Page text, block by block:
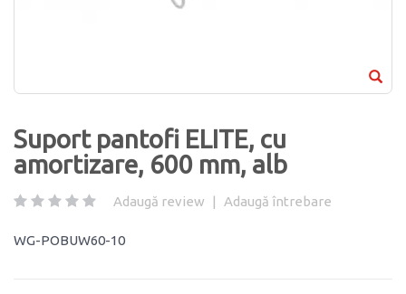
Suport pantofi ELITE, cu
amortizare, 600 mm, alb
Adaugă review | Adaugă întrebare
WG-POBUW60-10